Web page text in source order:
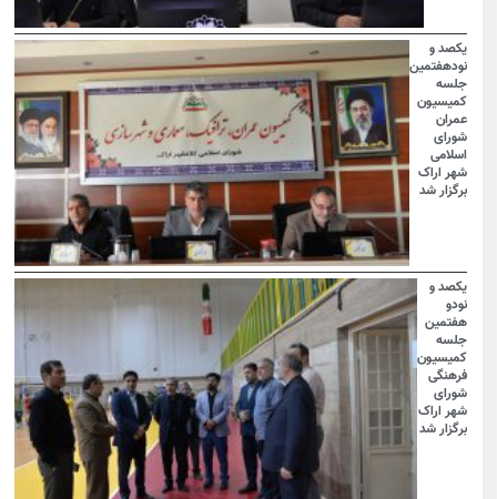
یکصد و
نودهفتمین
جلسه
کمیسیون
عمران
شورای
اسلامی
شهر اراک
برگزار شد
یکصد و
نودو
هفتمین
جلسه
کمیسیون
فرهنگی
شورای
شهر اراک
برگزار شد